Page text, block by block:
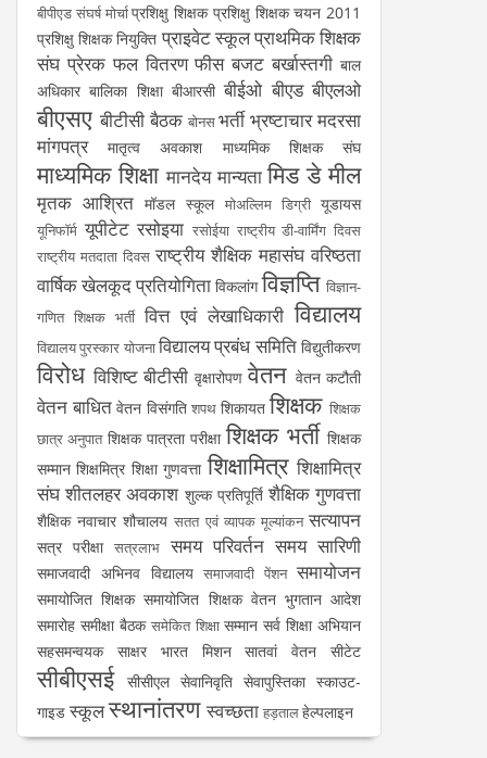
बीपीएड संघर्ष मोर्चा प्रशिक्षु शिक्षक प्रशिक्षु शिक्षक चयन 2011
प्रशिक्षु शिक्षक नियुक्ति प्राइवेट स्कूलप्राथमिक शिक्षक
संघ प्रेरक फल वितरण फीस बजट बर्खास्तगी बाल
अधिकार बालिका शिक्षा बीआरसी बीईओ बीएड बीएलओ
बीएसए बीटीसी बैठक बोनस भर्ती भ्रष्टाचार मदरसा
मांगपत्र
मातृत्व अवकाश माध्यमिक शिक्षक संघ
माध्यमिक शिक्षा मानदेय मान्यता मिड डे मील
मृतक आश्रित मॉडल स्कूल मोअल्लिम डिग्री यूडायस
यूनिफॉर्म यूपीटेट रसोइया रसोईया राष्ट्रीय डी-वार्मिंग दिवस
राष्ट्रीय मतदाता दिवस राष्ट्रीय शैक्षिक महासंघ वरिष्ठता
वार्षिक खेलकूद प्रतियोगिता विकलांग विज्ञप्ति विज्ञान-
गणित शिक्षक भर्ती वित्त एवं लेखाधिकारी विद्यालय
विद्यालय पुरस्कार योजनाविद्यालय प्रबंध समिति विद्युतीकरण
विरोध विशिष्ट बीटीसी वृक्षारोपण वेतन वेतन कटौती
वेतन बाधित वेतन विसंगति शपथ शिकायत शिक्षक शिक्षक
छात्र अनुपात शिक्षक पात्रता परीक्षा शिक्षक भर्ती शिक्षक
सम्मान शिक्षमित्र शिक्षा गुणवत्ता शिक्षामित्र शिक्षामित्र
संघ शीतलहर अवकाश शुल्क प्रतिपूर्ति शैक्षिक गुणवत्ता
शैक्षिक नवाचार शौचालय सतत एवं व्यापक मूल्यांकन सत्यापन
सत्र परीक्षा सत्रलाभ समय परिवर्तन समय सारिणी
समाजवादी अभिनव विद्यालय समाजवादी पेंशन समायोजन
समायोजित शिक्षक समायोजित शिक्षक वेतन भुगतान आदेश
समारोह समीक्षा बैठक समेकित शिक्षा सम्मान सर्व शिक्षा अभियान
सहसमन्वयक
साक्षर भारत मिशन सातवां वेतन सीटेट
सीबीएसई सीसीएल सेवानिवृति सेवापुस्तिका स्काउट-
गाइड स्कूलस्थानांतरण स्वच्छता हड़तालहेल्पलाइन